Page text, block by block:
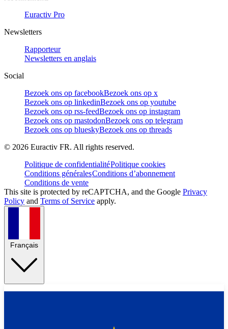
Euractiv Pro
Newsletters
Rapporteur
Newsletters en anglais
Social
Bezoek ons op facebookBezoek ons op x
Bezoek ons op linkedinBezoek ons op youtube
Bezoek ons op rss-feedBezoek ons op instagram
Bezoek ons op mastodonBezoek ons op telegram
Bezoek ons op blueskyBezoek ons op threads
© 2026 Euractiv FR. All rights reserved.
Politique de confidentialitéPolitique cookies
Conditions généralesConditions d’abonnement
Conditions de vente
This site is protected by reCAPTCHA, and the Google Privacy
Policy and Terms of Service apply.
Français